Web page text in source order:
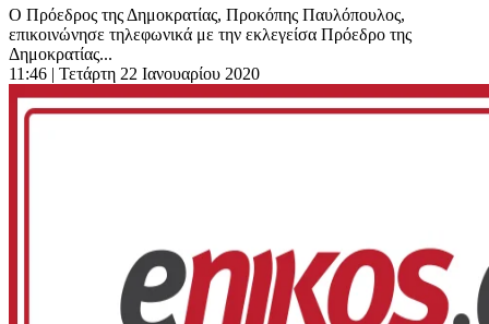
Ο Πρόεδρος της Δημοκρατίας, Προκόπης Παυλόπουλος,
επικοινώνησε τηλεφωνικά με την εκλεγείσα Πρόεδρο της
Δημοκρατίας...
11:46 | Τετάρτη 22 Ιανουαρίου 2020